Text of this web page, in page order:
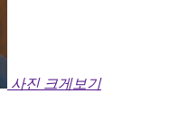
사진 크게보기